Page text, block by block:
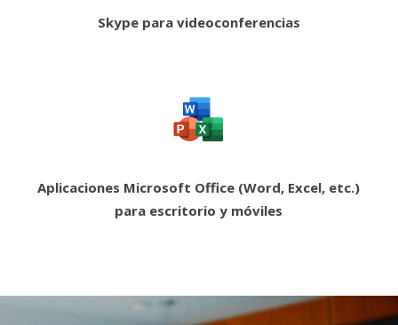
Skype para videoconferencias
Aplicaciones Microsoft Office (Word, Excel, etc.)
para escritorio y móviles